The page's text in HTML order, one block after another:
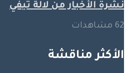
نشرة الأخبار من لالة تيفي
62 مشاهدات
الأكثر مناقشة